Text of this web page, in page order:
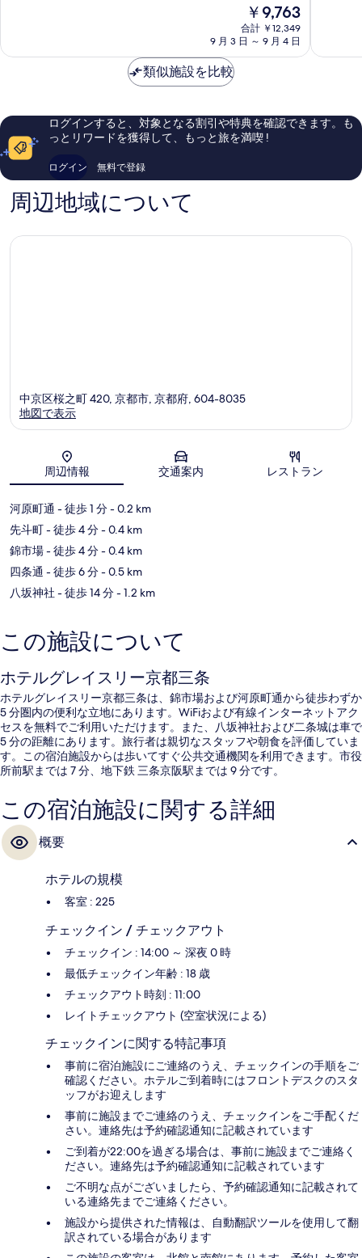
の
を
表
示
す
る
都
都
繁
華
も
し
口
コ
1,547
件
の
口
現
在
の
￥9,763
合計 ￥12,349
9 月 3 日 ～ 9 月 4 日
繁
て
ら
し
類似施設を比較
ログインすると、対象となる割引や特典を確認できます。も
っとリワードを獲得して、もっと旅を満喫 !
ログイン 無料で登録
周辺地域について
地図
中京区桜之町 420, 京都市, 京都府, 604-8035
地図で表示
周辺情報 交通案内 レストラン
河原町通 - 徒歩 1 分- 0.2 km
先斗町- 徒歩 4 分- 0.4 km
錦市場- 徒歩 4 分- 0.4 km
四条通 - 徒歩 6 分- 0.5 km
八坂神社 - 徒歩 14 分- 1.2 km
この施設について
ホテルグレイスリー京都三条
ホテルグレイスリー京都三条は、錦市場および河原町通から徒歩わずか
5 分圏内の便利な立地にあります。WiFiおよび有線インターネットアク
セスを無料でご利用いただけます。また、八坂神社および二条城は車で
5 分の距離にあります。旅行者は親切なスタッフや朝食を評価していま
す。この宿泊施設からは歩いてすぐ公共交通機関を利用できます。市役
所前駅までは 7 分、地下鉄 三条京阪駅までは 9 分です。
この宿泊施設に関する詳細
概要
ホテルの規模
客室 : 225
チェックイン / チェックアウト
チェックイン : 14:00 ～ 深夜 0 時
最低チェックイン年齢 : 18 歳
チェックアウト時刻 : 11:00
レイトチェックアウト (空室状況による)
チェックインに関する特記事項
事前に宿泊施設にご連絡のうえ、チェックインの手順をご
確認ください。ホテルご到着時にはフロントデスクのスタ
ッフがお迎えします
事前に施設までご連絡のうえ、チェックインをご手配くだ
さい。連絡先は予約確認通知に記載されています
ご到着が22:00を過ぎる場合は、事前に施設までご連絡く
ださい。連絡先は予約確認通知に記載されています
ご不明な点がございましたら、予約確認通知に記載されて
いる連絡先までご連絡ください。
施設から提供された情報は、自動翻訳ツールを使用して翻
訳されている場合があります